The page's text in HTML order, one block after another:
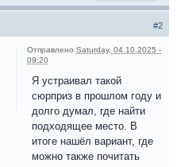
#2
Отправлено Saturday, 04.10.2025 -
09:20
Я устраивал такой
сюрприз в прошлом году и
долго думал, где найти
подходящее место. В
итоге нашёл вариант, где
можно также почитать